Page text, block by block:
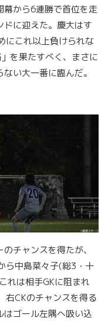
から6連勝で首位を走
ドに迎えた。慶大はす
にこれ以上負けられな
を果たすべく、まさに
い大一番に臨んだ。
チャンスを得たが、
ら中島菜々子(総3・十
れは相手GKに阻まれ
右CKのチャンスを得る
はゴール左隅へ吸い込